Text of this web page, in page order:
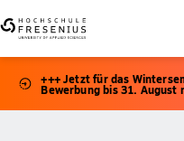
+++ Jetzt für das
Bewerbung bis 31. August